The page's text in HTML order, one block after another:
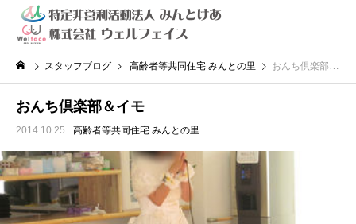
スタッフブログ 高齢者等共同住宅 みんとの里 おんち倶楽部＆イモ
おんち倶楽部＆イモ
2014.10.25 高齢者等共同住宅 みんとの里